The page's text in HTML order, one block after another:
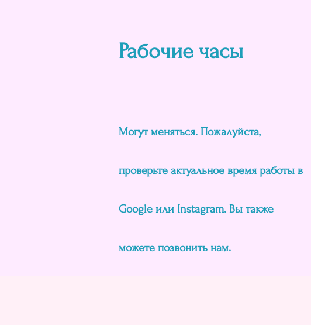
Рабочие часы
Могут меняться. Пожалуйста,
проверьте актуальное время работы в
Google или Instagram. Вы также
можете позвонить нам.